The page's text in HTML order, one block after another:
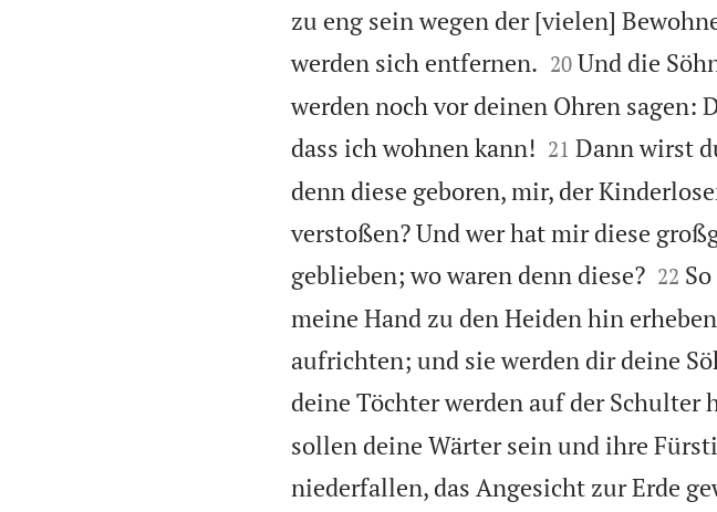
zu eng sein wegen der [vielen]
werden sich entfernen.
20 Und die
werden noch vor deinen Ohren sagen:
dass ich wohnen kann!
21 Dann wirst
denn diese geboren, mir, der
verstoßen? Und wer hat mir diese
geblieben; wo waren denn diese?
22
meine Hand zu den Heiden hin
aufrichten; und sie werden dir deine
deine Töchter werden auf der Schulter
sollen deine Wärter sein und ihre
niederfallen, das Angesicht zur Erde